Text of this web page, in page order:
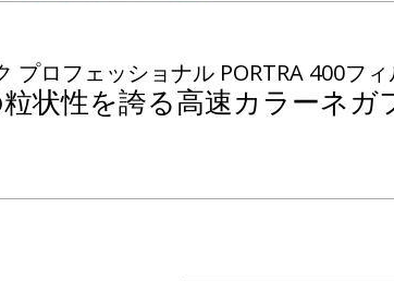
プロフェッショナル PORTRA 400フ
状性を誇る高速カラーネガ